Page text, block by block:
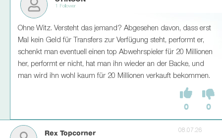
1 Follower
Ohne Witz. Versteht das jemand? Abgesehen davon, dass erst
Mal kein Geld für Transfers zur Verfügung steht, performt er,
schenkt man eventuell einen top Abwehrspieler für 20 Millionen
her, performt er nicht, hat man ihn wieder an der Backe, und
man wird ihn wohl kaum für 20 Millionen verkauft bekommen.
0 0
Rex Topcorner 08.07.26